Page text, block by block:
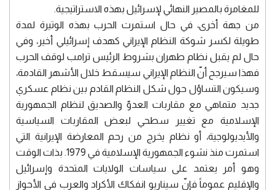
للمغامرة بالمصير النهائي لإسرائيل بهذه الاستراتيجية.
من جهة أخرى، في حال استمرت الحرب بهذه الوتيرة لمدة
طويلة لكسر شوكة النظام الإيراني كهدف إسرائيلي أخير، وفي
حال لم يقبل نظام طهران بشروط الرئيس ترامب لوقف الحرب
فهذا سيرجح أنّ النظام الإيراني سيسقط خلال الأشهر القادمة،
وسيكون التساؤل حول شكل النظام القادم بين نظام عسكري
جديد متماهي مع مقاربات العدوّ والصديق لنظام الجمهورية
الإسلامية مع تغيير سطحي لبعض المقاربات السياسية
والأيديولوجية، أو نظام يخرج من رحم المعارضة الإيرانية التي
استمرت منذ نشوء الجمهورية الإسلامية في 1979. بذات الوقت
وهو أمر يعتمد على سياسات الولايات المتحدة وإسرائيل
والإقليم عموماً فإنّ سيناريو انفكاك الأكراد والعرب في الأحواز